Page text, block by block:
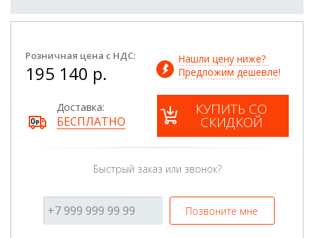
Розничная цена с НДС:
195 140 р.
Нашли цену ниже?
Предложим дешевле!
Доставка:
БЕСПЛАТНО
КУПИТЬ СО
СКИДКОЙ
Быстрый заказ или звонок?
Позвоните мне